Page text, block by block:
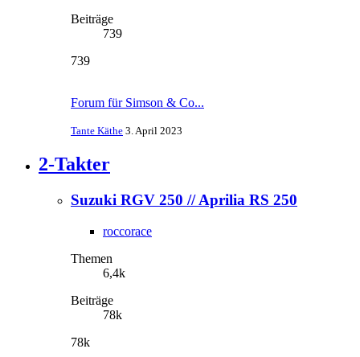
Beiträge
739
739
Forum für Simson & Co...
Tante Käthe 3. April 2023
2-Takter
Suzuki RGV 250 // Aprilia RS 250
roccorace
Themen
6,4k
Beiträge
78k
78k